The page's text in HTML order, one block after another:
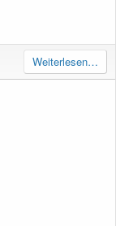
Weiterlesen…